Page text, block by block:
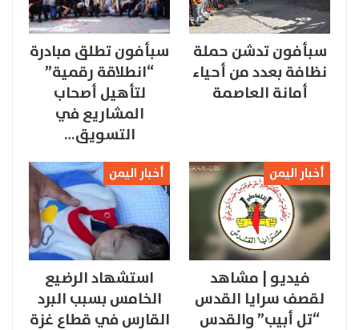
سبأفون تدشن حملة
نظافة بعدد من أحياء
أمانة العاصمة
سبأفون تطلق مبادرة
“انطلاقة رقمية”
لتأهيل أصحاب
المشاريع في
التسويق…
أخبار اليمن
فيديو | مشاهد
لقصف سرايا القدس
“تل أبيب” والقدس
أخبار اليمن
استشهاد الرضيع
الخامس بسبب البرد
القارس في قطاع غزة